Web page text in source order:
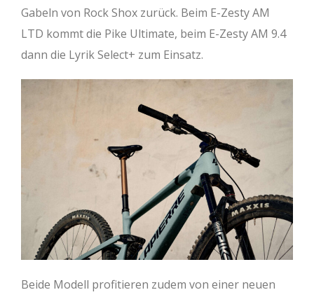
Gabeln von Rock Shox zurück. Beim E-Zesty AM
LTD kommt die Pike Ultimate, beim E-Zesty AM 9.4
dann die Lyrik Select+ zum Einsatz.
Beide Modell profitieren zudem von einer neuen